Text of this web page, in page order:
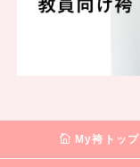
My袴トップ